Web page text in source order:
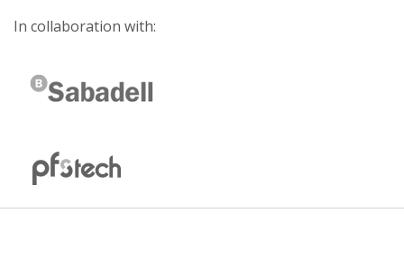
In collaboration with: